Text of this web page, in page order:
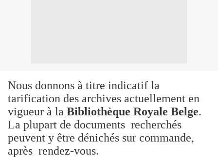
Nous donnons à titre indicatif la
tarification des archives actuellement en
vigueur à la Bibliothèque Royale Belge.
La plupart de documents recherchés
peuvent y être dénichés sur commande,
après rendez-vous.